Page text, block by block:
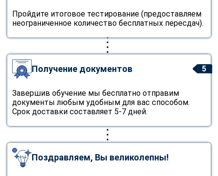
Пройдите итоговое тестирование (предоставляем
неограниченное количество бесплатных пересдач).
5
Получение документов
Завершив обучение мы бесплатно отправим
документы любым удобным для вас способом.
Срок доставки составляет 5-7 дней.
Поздравляем, Вы великолепны!